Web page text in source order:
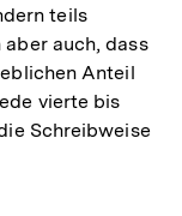
teils
auch, dass
Anteil
vierte bis
Schreibweise